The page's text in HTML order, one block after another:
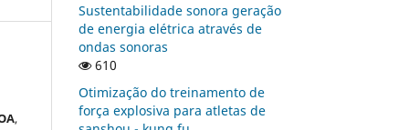
,
Sustentabilidade sonora geração
de energia elétrica através de
ondas sonoras
610
Otimização do treinamento de
força explosiva para atletas de